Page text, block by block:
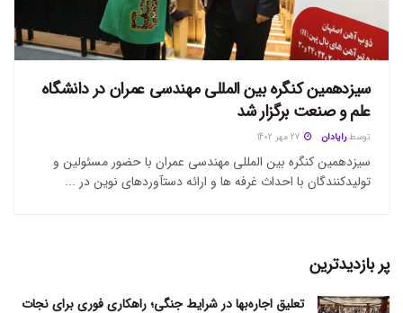
سیزدهمین کنگره بین المللی مهندسی عمران در دانشگاه
علم و صنعت برگزار شد
توسط رایادان
سیزدهمین کنگره بین المللی مهندسی عمران با حضور مسئولین و
تولیدکنندگان با احداث غرفه ها و ارائه دستآوردهای نوین در ...
پر بازدیدترین
تعلیق اجاره‌بها در شرایط جنگی؛ راهکاری فوری برای نجات